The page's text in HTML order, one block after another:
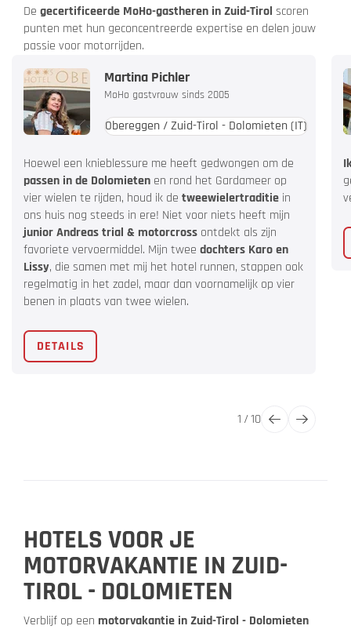
De gecertificeerde MoHo-gastheren in Zuid-Tirol scoren
punten met hun geconcentreerde expertise en delen jouw
passie voor motorrijden.
Martina Pichler
MoHo gastvrouw sinds 2005
Obereggen / Zuid-Tirol - Dolomieten(IT)
Hoewel een knieblessure me heeft gedwongen om de
passen in de Dolomieten en rond het Gardameer op
vier wielen te rijden, houd ik de tweewielertraditie in
ons huis nog steeds in ere! Niet voor niets heeft mijn
junior Andreas trial & motorcross ontdekt als zijn
favoriete vervoermiddel. Mijn twee dochters Karo en
Lissy, die samen met mij het hotel runnen, stappen ook
regelmatig in het zadel, maar dan voornamelijk op vier
benen in plaats van twee wielen.
DETAILS
1 /10
HOTELS VOOR JE
MOTORVAKANTIE IN ZUID-
TIROL - DOLOMIETEN
Verblijf op een motorvakantie in Zuid-Tirol - Dolomieten